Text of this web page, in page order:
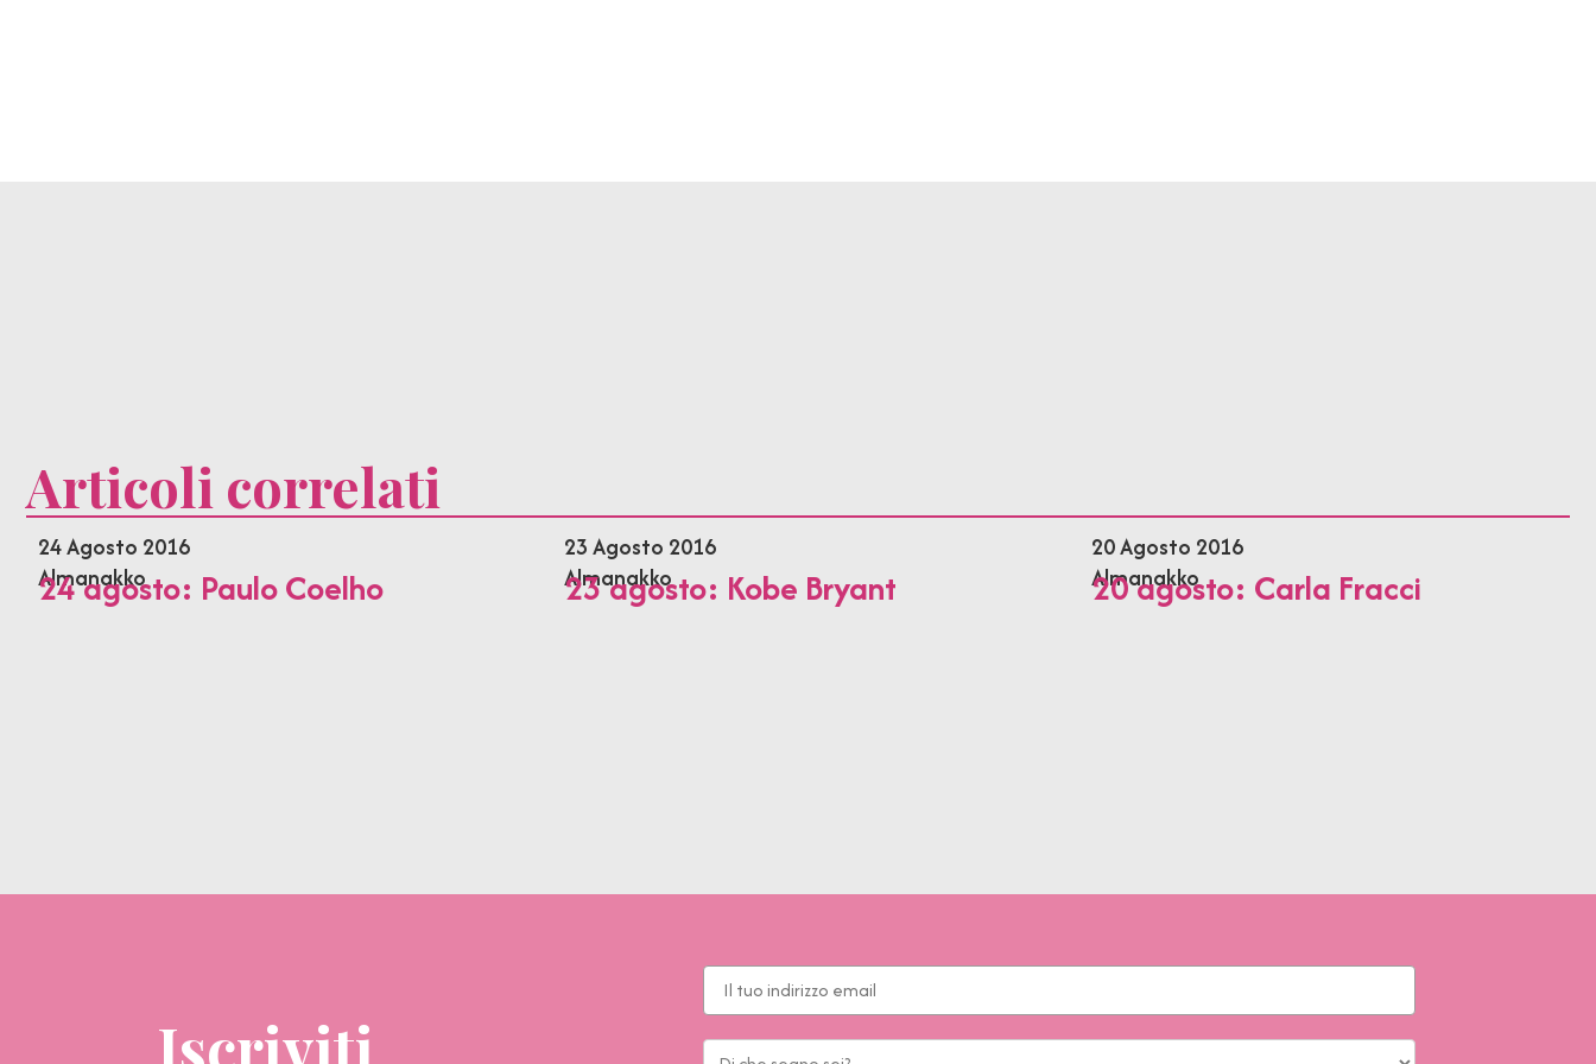
Articoli correlati
24 Agosto 2016
Almanakko
24 agosto: Paulo Coelho
23 Agosto 2016
Almanakko
23 agosto: Kobe Bryant
20 Agosto 2016
Almanakko
20 agosto: Carla Fracci